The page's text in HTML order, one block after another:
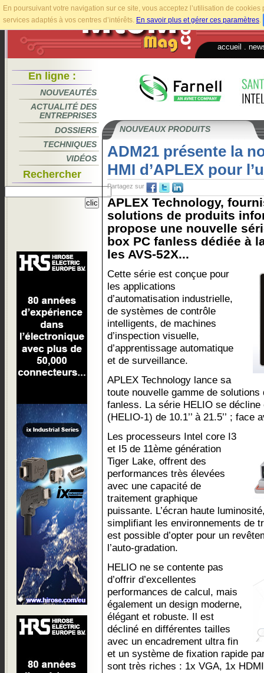
En poursuivant votre navigation sur ce site, vous acceptez l’utilisation de
services adaptés à vos centres d’intérêts. En savoir plus et gérer ces paramètres.
accueil
En ligne :
NOUVEAUTÉS
ACTUALITÉ DES
ENTREPRISES
DOSSIERS
TECHNIQUES
VIDÉOS
Rechercher
NOUVEAUX PRODUITS
ADM21 présente la
HMI d’APLEX pour
Partagez sur
APLEX Technology,
solutions de produits
propose une nouvelle
box PC fanless dédiée à
les AVS-52X...
Cette série est conçue pour
les applications
d’automatisation industrielle,
de systèmes de contrôle
intelligents, de machines
d’inspection visuelle,
d’apprentissage automatique
et de surveillance.
APLEX Technology lance sa
toute nouvelle gamme de solutions
fanless. La série HELIO se
(HELIO-1) de 10.1’’ à 21.5’’ ;
Les processeurs Intel core I3
et I5 de 11ème génération
Tiger Lake, offrent des
performances très élevées
avec une capacité de
traitement graphique
puissante. L’écran haute
simplifiant les environnements de
est possible d’opter pour un
l’auto-gradation.
HELIO ne se contente pas
d’offrir d’excellentes
performances de calcul, mais
également un design moderne,
élégant et robuste. Il est
décliné en différentes tailles
avec un encadrement ultra fin
et un système de fixation rapide
sont très riches : 1x VGA, 1x